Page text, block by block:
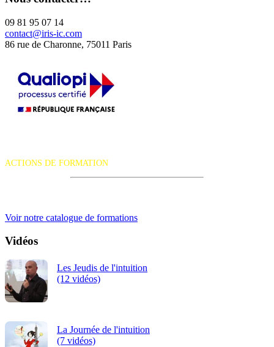
09 81 95 07 14
contact@iris-ic.com
86 rue de Charonne, 75011 Paris
ACTIONS DE FORMATION
Voir notre catalogue de formations
Vidéos
Les Jeudis de l'intuition
(12 vidéos)
La Journée de l'intuition
(7 vidéos)